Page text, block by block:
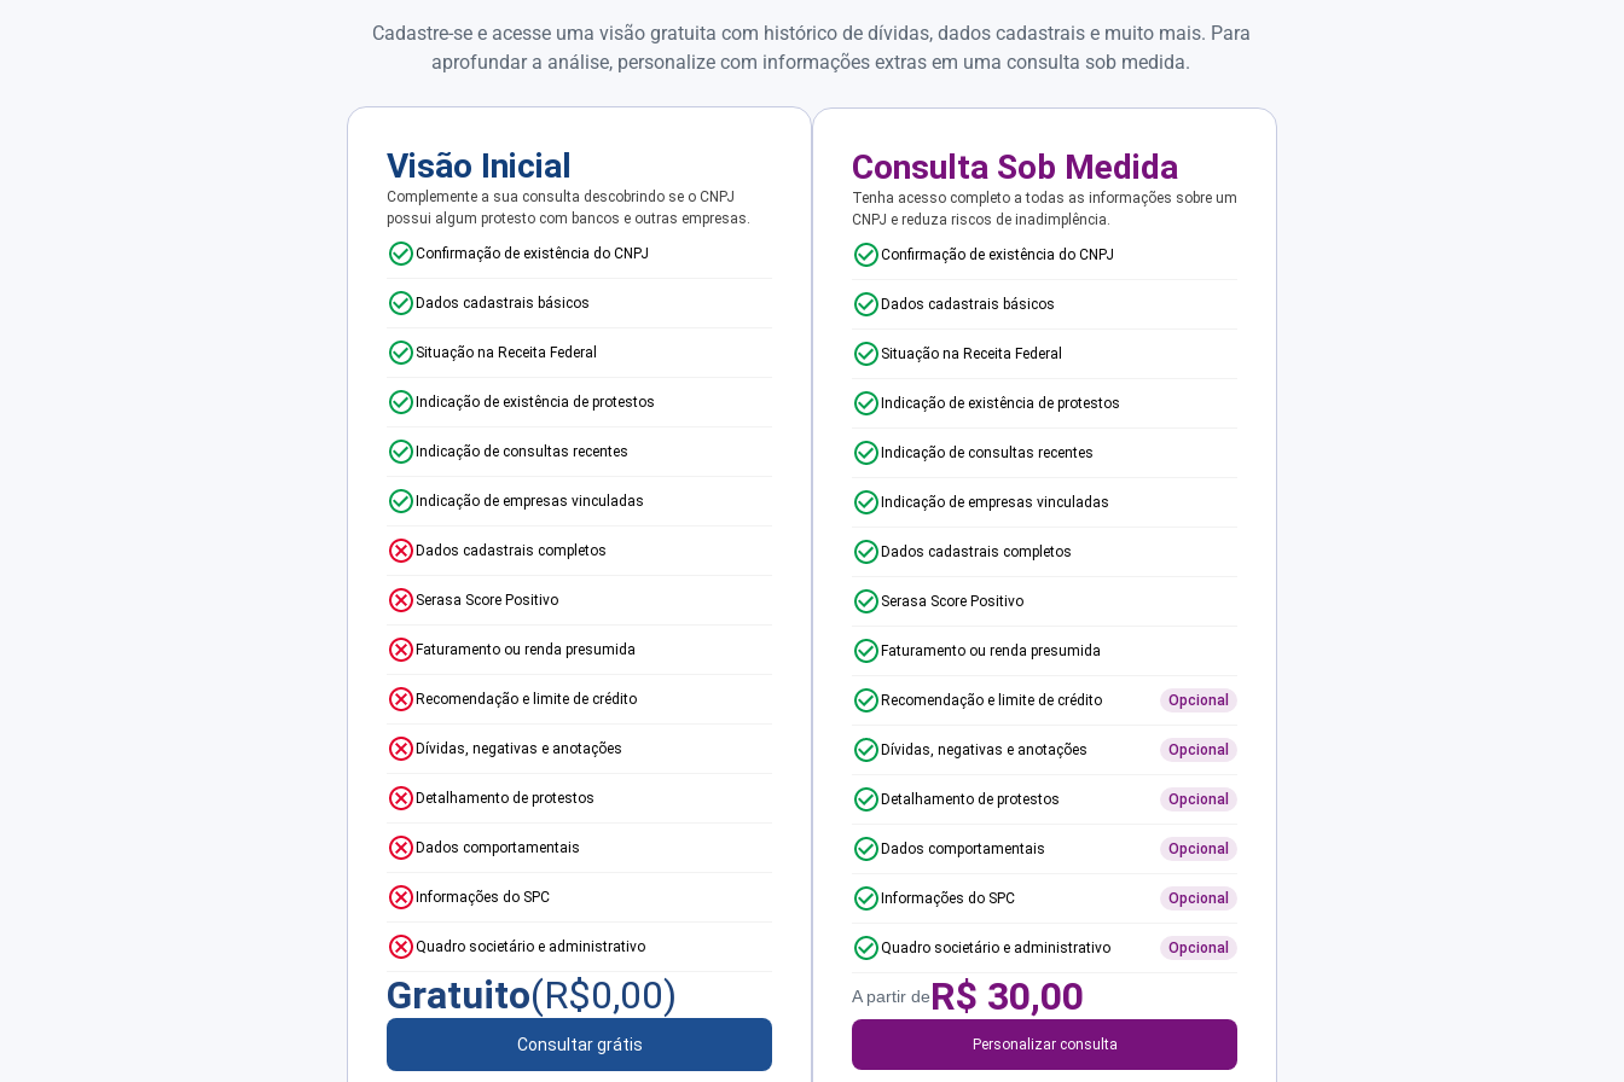
Cadastre-se e acesse uma visão gratuita com histórico de dívidas, dados cadastrais e muito mais. Para
aprofundar a análise, personalize com informações extras em uma consulta sob medida.
Visão Inicial
Complemente a sua consulta descobrindo se o CNPJ
possui algum protesto com bancos e outras empresas.
Confirmação de existência do CNPJ
Dados cadastrais básicos
Situação na Receita Federal
Indicação de existência de protestos
Indicação de consultas recentes
Indicação de empresas vinculadas
Dados cadastrais completos
Serasa Score Positivo
Faturamento ou renda presumida
Recomendação e limite de crédito
Dívidas, negativas e anotações
Detalhamento de protestos
Dados comportamentais
Informações do SPC
Quadro societário e administrativo
Gratuito(R$0,00)
Consultar grátis
Consulta Sob Medida
Tenha acesso completo a todas as informações sobre um
CNPJ e reduza riscos de inadimplência.
Confirmação de existência do CNPJ
Dados cadastrais básicos
Situação na Receita Federal
Indicação de existência de protestos
Indicação de consultas recentes
Indicação de empresas vinculadas
Dados cadastrais completos
Serasa Score Positivo
Faturamento ou renda presumida
Recomendação e limite de crédito Opcional
Dívidas, negativas e anotações Opcional
Detalhamento de protestos Opcional
Dados comportamentais Opcional
Informações do SPC Opcional
Quadro societário e administrativo Opcional
A partir deR$ 30,00
Personalizar consulta